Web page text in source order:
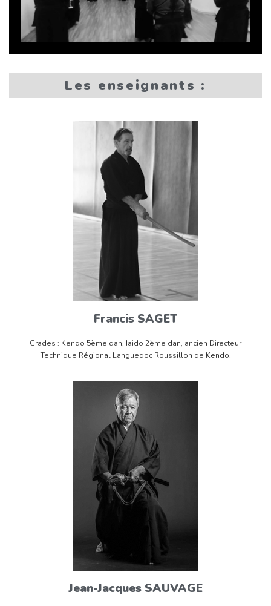
Les enseignants :
Francis SAGET
Grades : Kendo 5ème dan, Iaido 2ème dan, ancien Directeur
Technique Régional Languedoc Roussillon de Kendo.
Jean-Jacques SAUVAGE